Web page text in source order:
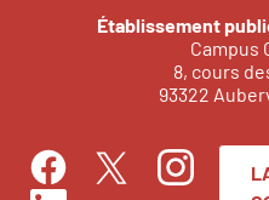
Établissement
Campus
8, cours
93322
FacebookTwitterInstagram